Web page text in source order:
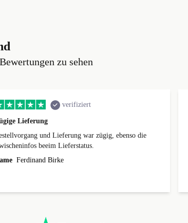
zu sehen
verifiziert
Lieferung
und Lieferung war zügig, ebenso die
beeim Lieferstatus.
Ferdinand Birke